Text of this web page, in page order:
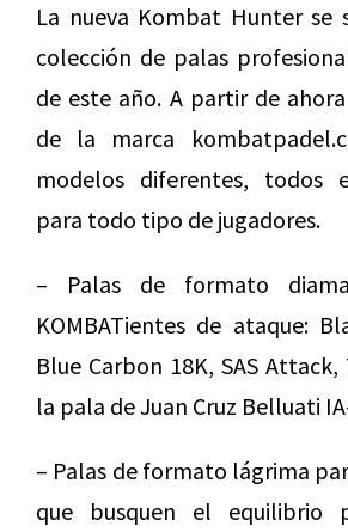
La nueva Kombat Hunter se
colección de palas
de este año. A partir de
de la marca
modelos diferentes, todos
para todo tipo de jugadores.
– Palas de formato
KOMBATientes de ataque:
Blue Carbon 18K, SAS
la pala de Juan Cruz Belluati
– Palas de formato lágrima
que busquen el equilibrio